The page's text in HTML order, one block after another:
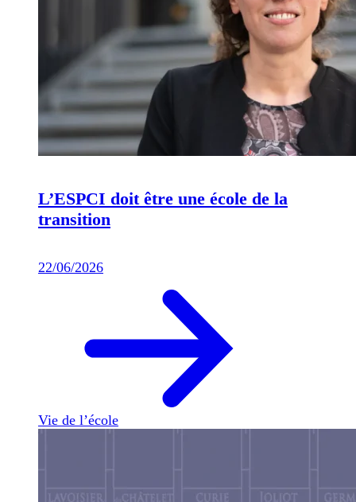
L’ESPCI doit être une école de la
transition
22/06/2026
Vie de l’école